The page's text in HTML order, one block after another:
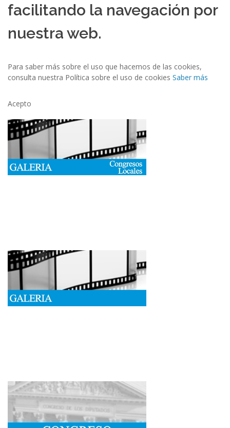
facilitando la navegación por
nuestra web.
Para saber más sobre el uso que hacemos de las cookies,
consulta nuestra Política sobre el uso de cookies Saber más
Acepto